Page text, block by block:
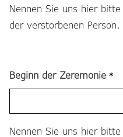
Nennen Sie uns hier
der verstorbenen Person.
Beginn der Zeremonie *
Nennen Sie uns hier